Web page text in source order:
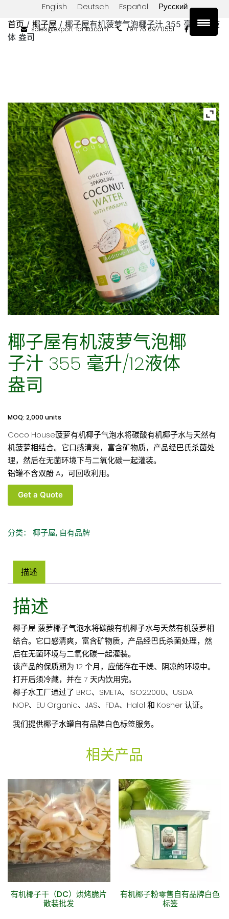
English Deutsch Español Русский
sales@export-lanka.com +94 76 697 0551
首页/ 椰子屋 / 椰子屋有机菠萝气泡椰子汁 355 毫升/12液
体 盎司
椰子屋有机菠萝气泡椰
子汁 355 毫升/12液体
盎司
MOQ: 2,000 units
Coco House菠萝有机椰子气泡水将碳酸有机椰子水与天然有
机菠萝相结合。它口感清爽，富含矿物质，产品经巴氏杀菌处
理，然后在无菌环境下与二氧化碳一起灌装。
铝罐不含双酚 A，可回收利用。
子
有
机
萝
椰
子
汁
355
毫
升/12
液
体
盎
数
Get a Quote
分类： 椰子屋, 自有品牌
描述
描述
椰子屋 菠萝椰子气泡水将碳酸有机椰子水与天然有机菠萝相
结合。它口感清爽，富含矿物质，产品经巴氏杀菌处理，然
后在无菌环境与二氧化碳一起灌装。
该产品的保质期为 12 个月，应储存在干燥、阴凉的环境中。
打开后须冷藏，并在 7 天内饮用完。
椰子水工厂通过了 BRC、SMETA、ISO22000、USDA
NOP、EU Organic、JAS、FDA、Halal 和 Kosher 认证。
我们提供椰子水罐自有品牌白色标签服务。
相关产品
有机椰子干（DC）烘烤脆片
散装批发
有机椰子粉零售自有品牌白色
标签